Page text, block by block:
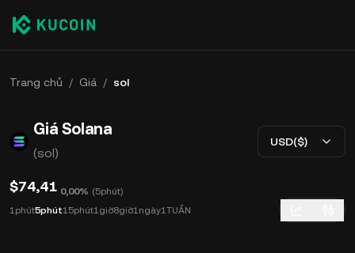
Trang chủ / Giá / sol
Giá Solana
(sol)
USD($)
$74,41 0,00% (5phút)
1phút5phút15phút1giờ8giờ1ngày1TUẦN